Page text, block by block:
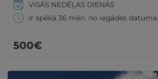
VISĀS NEDĒĻAS DIENĀS
Ir spēkā 36 mēn. no iegādes datuma
500€